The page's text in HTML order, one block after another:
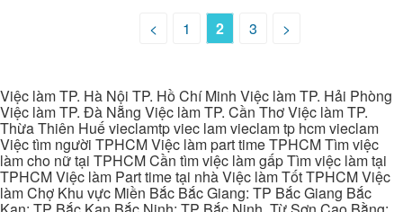
< 1 2 3 >
Việc làm TP. Hà Nội TP. Hồ Chí Minh Việc làm TP. Hải Phòng
Việc làm TP. Đà Nẵng Việc làm TP. Cần Thơ Việc làm TP.
Thừa Thiên Huế vieclamtp viec lam vieclam tp hcm vieclam
Việc tìm người TPHCM Việc làm part time TPHCM Tìm việc
làm cho nữ tại TPHCM Cần tìm việc làm gấp Tìm việc làm tại
TPHCM Việc làm Part time tại nhà Việc làm Tốt TPHCM Việc
làm Chợ Khu vực Miền Bắc Bắc Giang: TP Bắc Giang Bắc